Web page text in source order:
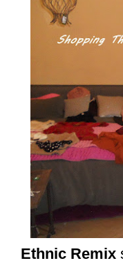
Ethnic Remix